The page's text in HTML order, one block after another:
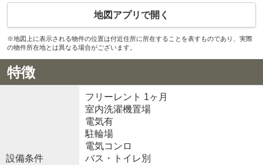
地図アプリで開く
※地図上に表示される物件の位置は付近住所に所在することを表すものであり、実際
の物件所在地とは異なる場合がございます。
特徴
設備条件
フリーレント 1ヶ月
室内洗濯機置場
電気有
駐輪場
電気コンロ
バス・トイレ別